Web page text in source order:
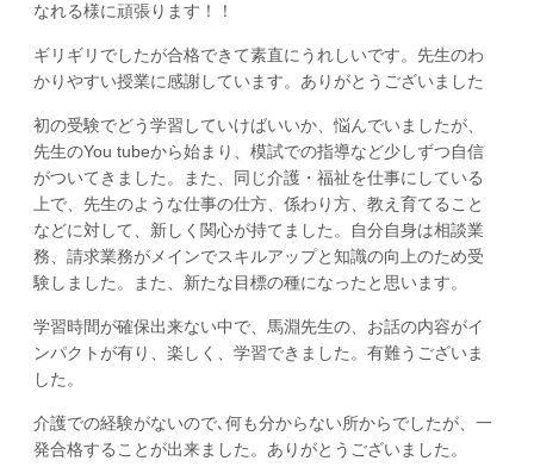
なれる様に頑張ります！！
ギリギリでしたが合格できて素直にうれしいです。先生のわ
かりやすい授業に感謝しています。ありがとうございました
初の受験でどう学習していけばいいか、悩んでいましたが、
先生のYou tubeから始まり、模試での指導など少しずつ自信
がついてきました。また、同じ介護・福祉を仕事にしている
上で、先生のような仕事の仕方、係わり方、教え育てること
などに対して、新しく関心が持てました。自分自身は相談業
務、請求業務がメインでスキルアップと知識の向上のため受
験しました。また、新たな目標の種になったと思います。
学習時間が確保出来ない中で、馬淵先生の、お話の内容がイ
ンパクトが有り、楽しく、学習できました。有難うございま
した。
介護での経験がないので､何も分からない所からでしたが、一
発合格することが出来ました。ありがとうございました。